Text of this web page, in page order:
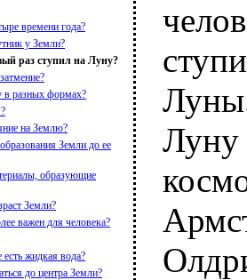
времени года?
у Земли?
раз ступил на Луну?
разных формах?
на Землю?
Земли до ее
образующие
Земли?
важен для человека?
жидкая вода?
до центра Земли?